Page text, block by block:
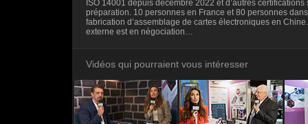
<iframe src="https://www.electronique-
frameborder="0"></iframe>
ISO 14001 depuis décembre 2022 et d’autres certifications
préparation. 10 personnes en France et 80 personnes
fabrication d’assemblage de cartes électroniques en
externe est en négociation…
Vidéos qui pourraient vous intéresser